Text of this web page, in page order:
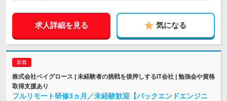
求人詳細を見る 気になる
株式会社ベイグロース | 未経験者の挑戦を後押しするIT会社 | 勉強会や資格
取得支援あり
フルリモート研修3ヵ月／未経験歓迎【バックエンドエンジニ